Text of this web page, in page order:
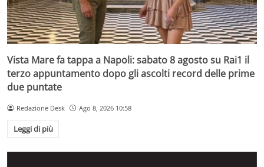
Vista Mare fa tappa a Napoli: sabato 8 agosto su Rai1 il
terzo appuntamento dopo gli ascolti record delle prime
due puntate
Redazione Desk Ago 8, 2026 10:58
Leggi di più